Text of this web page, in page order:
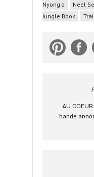
Nyong'o
Neel
Jungle Book
AU
bande